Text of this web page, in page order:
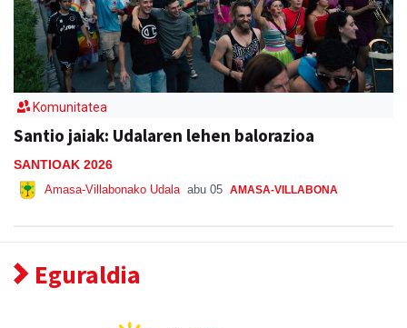
Komunitatea
Santio jaiak: Udalaren lehen balorazioa
SANTIOAK 2026
Amasa-Villabonako Udala abu 05 AMASA-VILLABONA
Eguraldia